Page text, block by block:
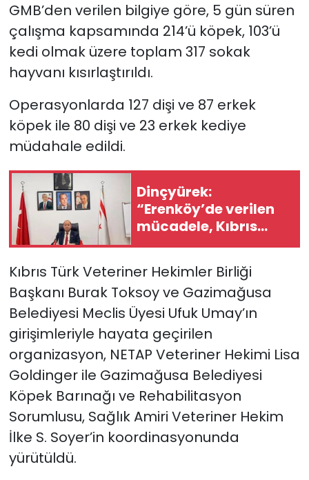
GMB’den verilen bilgiye göre, 5 gün süren
çalışma kapsamında 214’ü köpek, 103’ü
kedi olmak üzere toplam 317 sokak
hayvanı kısırlaştırıldı.
Operasyonlarda 127 dişi ve 87 erkek
köpek ile 80 dişi ve 23 erkek kediye
müdahale edildi.
Dinçyürek:
“Erenköy’de verilen
mücadele, Kıbrıs
Türk halkının
çıkma iradesinin en
güçlü
göstergelerinden
Kıbrıs Türk Veteriner Hekimler Birliği
Başkanı Burak Toksoy ve Gazimağusa
Belediyesi Meclis Üyesi Ufuk Umay’ın
girişimleriyle hayata geçirilen
organizasyon, NETAP Veteriner Hekimi Lisa
Goldinger ile Gazimağusa Belediyesi
Köpek Barınağı ve Rehabilitasyon
Sorumlusu, Sağlık Amiri Veteriner Hekim
İlke S. Soyer’in koordinasyonunda
yürütüldü.
Teknoloji
TÜRKiYE
Video Galeri
YAŞAM
Yazarlar